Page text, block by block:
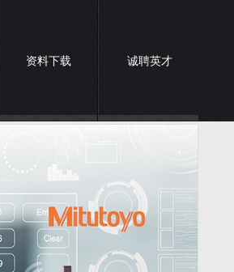
资料下载 诚聘英才